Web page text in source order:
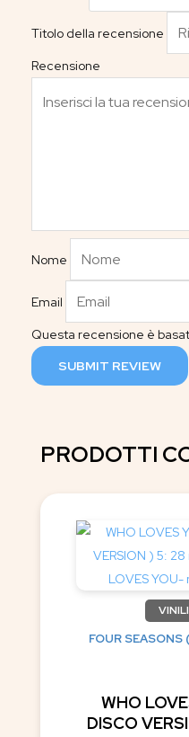
Titolo della recensione
Recensione
Nome
Email
Questa recensione è
SUBMIT REVIEW
PRODOTTI
VINILI
FOUR
WHO
DISCO